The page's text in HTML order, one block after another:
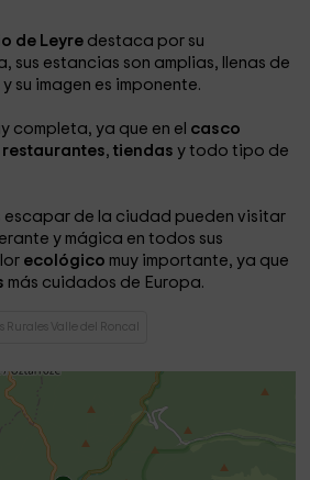
de Leyre destaca por su
sus estancias son amplias, llenas de
su imagen es imponente.
completa, ya que en el casco
restaurantes,tiendasy todo tipo de
escapar de la ciudad pueden visitar
y mágica en todos sus
ecológico muy importante, ya que
más cuidados de Europa.
Rurales Valle del Roncal